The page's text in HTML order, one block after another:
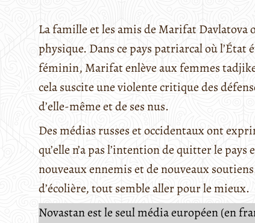
La famille et les amis de Marifat
physique. Dans ce pays patriarcal où l’État
féminin, Marifat enlève aux femmes
cela suscite une violente critique des
d’elle-même et de ses nus.
Des médias russes et occidentaux ont
qu’elle n’a pas l’intention de quitter le
nouveaux ennemis et de nouveaux
d’écolière, tout semble aller pour le mieux.
Novastan est le seul média européen (en